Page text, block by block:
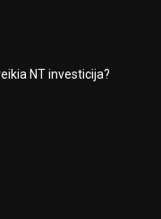
NT investicija?